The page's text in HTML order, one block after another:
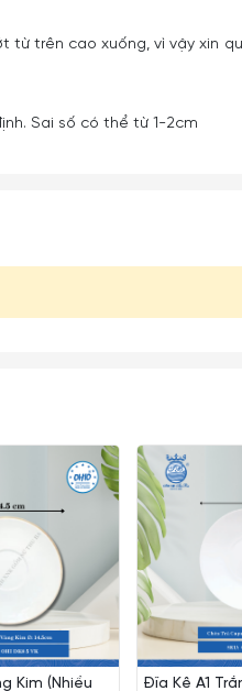
trên cao xuống, vì vậy xin
Sai số có thể từ 1-2cm
Kim (Nhiều
Đĩa Kê A1